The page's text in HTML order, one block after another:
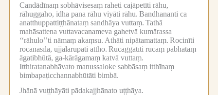
Candādīnaṃ sobhāvisesaṃ raheti cajāpetīti rāhu,
rāhuggaho, idha pana rāhu viyāti rāhu. Bandhananti ca
anatthuppattiṭṭhānataṃ sandhāya vuttaṃ. Tathā
mahāsattena vuttavacanameva gahetvā kumārassa
‘‘rāhulo’’ti nāmaṃ akaṃsu. Athāti nipātamattaṃ. Rocinīti
rocanasīlā, ujjalarūpāti attho. Rucaggatīti rucaṃ pabhātaṃ
āgatibhūtā, ga-kārāgamaṃ katvā vuttaṃ.
Itthiratanabhāvato manussaloke sabbāsaṃ itthīnaṃ
bimbapaṭicchannabhūtāti bimbā.
Jhānā vuṭṭhāyāti pādakajjhānato uṭṭhāya.